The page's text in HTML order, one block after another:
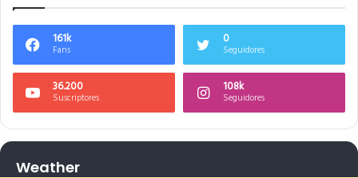
161k
Fans
0
Seguidores
36.200
Suscriptores
108k
Seguidores
Weather